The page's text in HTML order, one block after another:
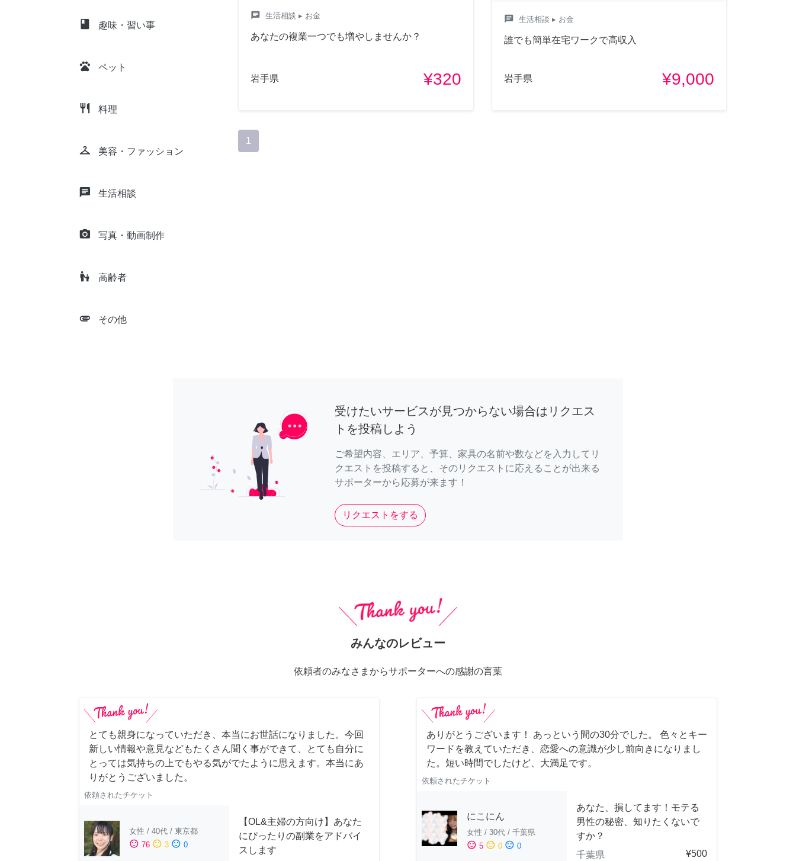
class 趣味・習い事
pets ペット
restaurant 料理
checkroom 美容・ファッション
chat 生活相談
camera_alt 写真・動画制作
escalator_warning 高齢者
attachment その他
chat 生活相談 ▸ お金
あなたの複業一つでも増やしませんか？
岩手県 ¥320
chat 生活相談 ▸ お金
誰でも簡単在宅ワークで高収入
岩手県 ¥9,000
1
受けたいサービスが見つからない場合はリクエス
トを投稿しよう
ご希望内容、エリア、予算、家具の名前や数などを入力してリ
クエストを投稿すると、そのリクエストに応えることが出来る
サポーターから応募が来ます！
リクエストをする
みんなのレビュー
依頼者のみなさまからサポーターへの感謝の言葉
とても親身になっていただき、本当にお世話になりました。今回
新しい情報や意見などもたくさん聞く事ができて、とても自分に
とっては気持ちの上でもやる気がでたように思えます。本当にあ
りがとうございました。
依頼されたチケット
女性 / 40代 / 東京都
sentiment_satisfied 76 sentiment_neutral 3 sentiment_dissatisfied 0
【OL&主婦の方向け】あなた
にぴったりの副業をアドバイ
スします
ありがとうございます！ あっという間の30分でした。 色々とキー
ワードを教えていただき、恋愛への意識が少し前向きになりまし
た。短い時間でしたけど、大満足です。
依頼されたチケット
にこにん
女性 / 30代 / 千葉県
sentiment_satisfied 5 sentiment_neutral 0 sentiment_dissatisfied 0
あなた、損してます！モテる
男性の秘密、知りたくないで
すか？
千葉県
¥500